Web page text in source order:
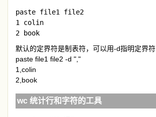
paste file1 file2
1 colin
2 book
默认的定界符是制表符，可以用-d指明定界符
paste file1 file2 -d ","
1,colin
2,book
wc 统计行和字符的工具